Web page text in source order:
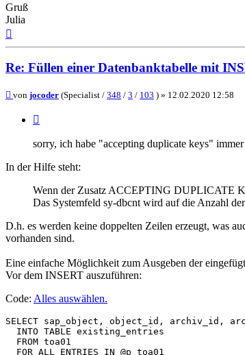
Gruß
Julia
Re: Füllen einer Datenbanktabelle mit
Beitrag
von jocoder (Specialist / 348 / 3 / 103 ) » 12.02.2020 12:58
sorry, ich habe "accepting duplicate keys"
In der Hilfe steht:
Wenn der Zusatz ACCEPTING DUPLICATE
Das Systemfeld sy-dbcnt wird auf die Anzahl
D.h. es werden keine doppelten Zeilen erzeugt, was
vorhanden sind.
Eine einfache Möglichkeit zum Ausgeben der
Vor dem INSERT auszuführen:
Code: Alles auswählen.
SELECT sap_object, object_id, archiv_id,
  INTO TABLE existing_entries
  FROM toa01
  FOR ALL ENTRIES IN @p_toa01